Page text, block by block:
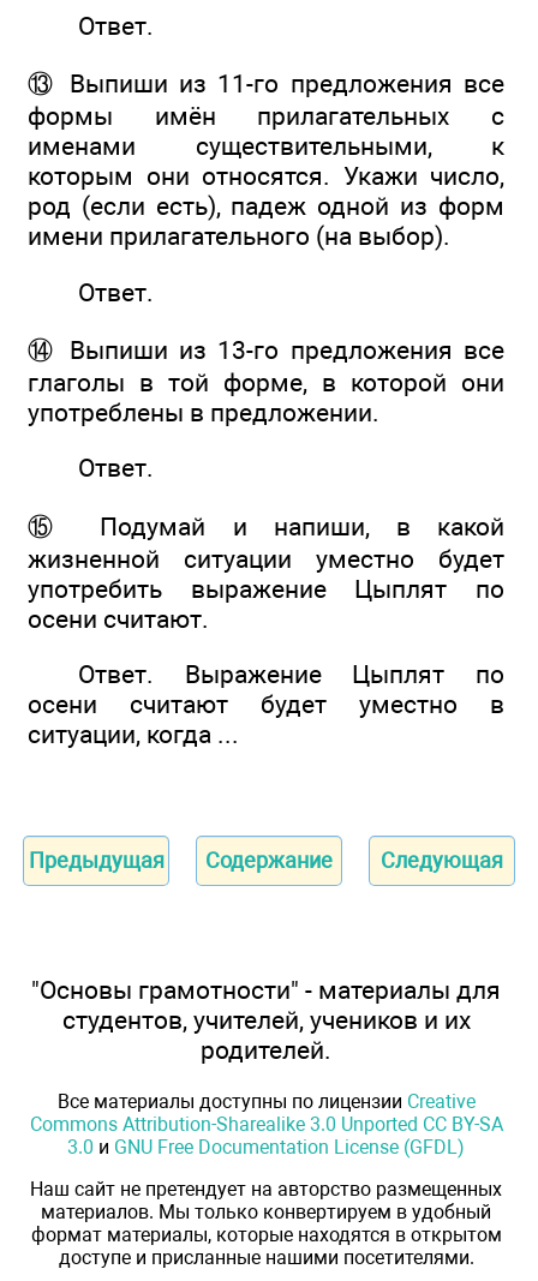
Ответ.
⑬ Выпиши из 11-го предложения все
формы имён прилагательных с
именами существительными, к
которым они относятся. Укажи число,
род (если есть), падеж одной из форм
имени прилагательного (на выбор).
Ответ.
⑭ Выпиши из 13-го предложения все
глаголы в той форме, в которой они
употреблены в предложении.
Ответ.
⑮ Подумай и напиши, в какой
жизненной ситуации уместно будет
употребить выражение Цыплят по
осени считают.
Ответ. Выражение Цыплят по
осени считают будет уместно в
ситуации, когда ...
Предыдущая Содержание Следующая
"Основы грамотности" - материалы для
студентов, учителей, учеников и их
родителей.
Все материалы доступны по лицензии Creative
Commons Attribution-Sharealike 3.0 Unported CC BY-SA
3.0 и GNU Free Documentation License (GFDL)
Наш сайт не претендует на авторство размещенных
материалов. Мы только конвертируем в удобный
формат материалы, которые находятся в открытом
доступе и присланные нашими посетителями.